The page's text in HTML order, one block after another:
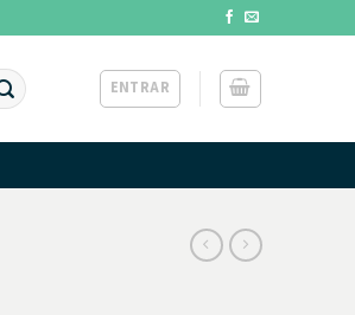
ENTRAR